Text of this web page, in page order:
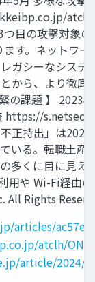
目の攻撃対象
す。ネットワ
ガシーなシス
から、より徹
の課題 】 2023
https://
正持出」は
いる。転職土
多くに目に見
用や Wi-Fi経由
Rights
articles/
atclh/
article/2024/